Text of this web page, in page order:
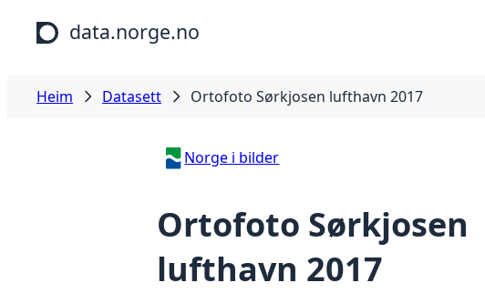
Hopp til hovudinnhald
data.norge.no
Heim Datasett Ortofoto Sørkjosen lufthavn 2017
Norge i bilder
Ortofoto Sørkjosen
lufthavn 2017